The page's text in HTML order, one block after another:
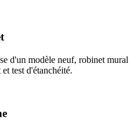
d'un modèle neuf, robinet mural
test d'étanchéité.